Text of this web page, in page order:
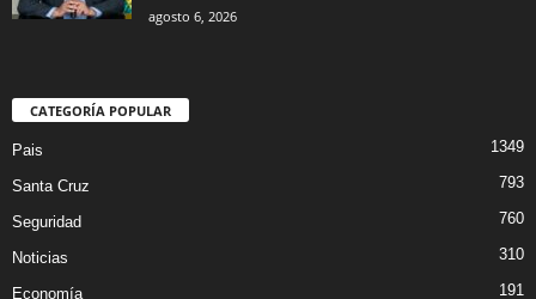
agosto 6, 2026
CATEGORÍA POPULAR
Pais 1349
Santa Cruz 793
Seguridad 760
Noticias 310
Economía 191